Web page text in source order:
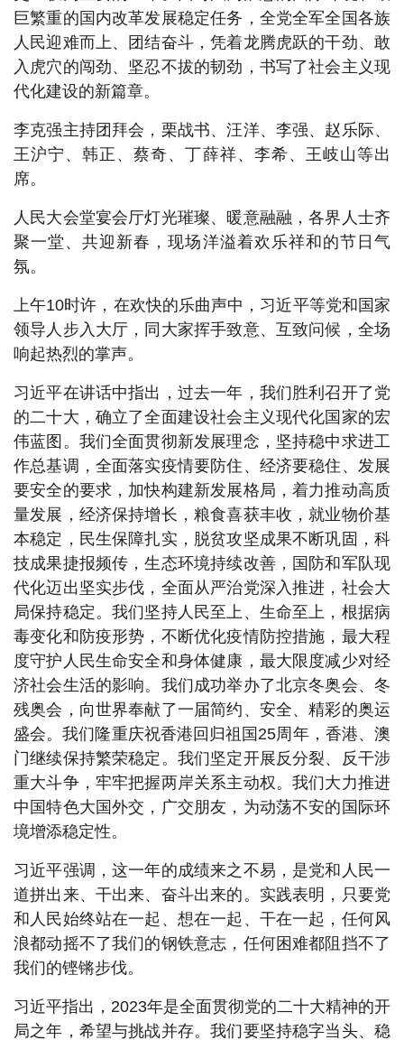
巨繁重的国内改革发展稳定任务，全党全军全国各族
人民迎难而上、团结奋斗，凭着龙腾虎跃的干劲、敢
入虎穴的闯劲、坚忍不拔的韧劲，书写了社会主义现
代化建设的新篇章。
李克强主持团拜会，栗战书、汪洋、李强、赵乐际、
王沪宁、韩正、蔡奇、丁薛祥、李希、王岐山等出
席。
人民大会堂宴会厅灯光璀璨、暖意融融，各界人士齐
聚一堂、共迎新春，现场洋溢着欢乐祥和的节日气
氛。
上午10时许，在欢快的乐曲声中，习近平等党和国家
领导人步入大厅，同大家挥手致意、互致问候，全场
响起热烈的掌声。
习近平在讲话中指出，过去一年，我们胜利召开了党
的二十大，确立了全面建设社会主义现代化国家的宏
伟蓝图。我们全面贯彻新发展理念，坚持稳中求进工
作总基调，全面落实疫情要防住、经济要稳住、发展
要安全的要求，加快构建新发展格局，着力推动高质
量发展，经济保持增长，粮食喜获丰收，就业物价基
本稳定，民生保障扎实，脱贫攻坚成果不断巩固，科
技成果捷报频传，生态环境持续改善，国防和军队现
代化迈出坚实步伐，全面从严治党深入推进，社会大
局保持稳定。我们坚持人民至上、生命至上，根据病
毒变化和防疫形势，不断优化疫情防控措施，最大程
度守护人民生命安全和身体健康，最大限度减少对经
济社会生活的影响。我们成功举办了北京冬奥会、冬
残奥会，向世界奉献了一届简约、安全、精彩的奥运
盛会。我们隆重庆祝香港回归祖国25周年，香港、澳
门继续保持繁荣稳定。我们坚定开展反分裂、反干涉
重大斗争，牢牢把握两岸关系主动权。我们大力推进
中国特色大国外交，广交朋友，为动荡不安的国际环
境增添稳定性。
习近平强调，这一年的成绩来之不易，是党和人民一
道拼出来、干出来、奋斗出来的。实践表明，只要党
和人民始终站在一起、想在一起、干在一起，任何风
浪都动摇不了我们的钢铁意志，任何困难都阻挡不了
我们的铿锵步伐。
习近平指出，2023年是全面贯彻党的二十大精神的开
局之年，希望与挑战并存。我们要坚持稳字当头、稳